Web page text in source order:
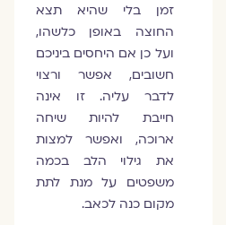
זמן בלי שהיא תצא
החוצה באופן כלשהו,
ועל כן אם היחסים ביניכם
חשובים, אפשר ורצוי
לדבר עליה. זו אינה
חייבת להיות שיחה
ארוכה, ואפשר למצות
את גילוי הלב בכמה
משפטים על מנת לתת
מקום כנה לכאב.